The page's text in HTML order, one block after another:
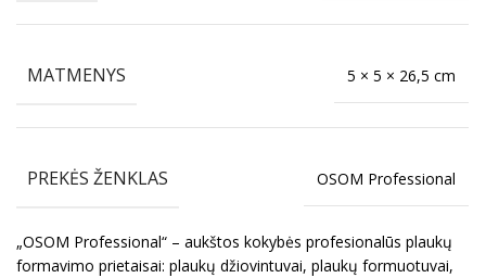
MATMENYS 5 × 5 × 26,5 cm
PREKĖS ŽENKLAS OSOM Professional
„OSOM Professional“ – aukštos kokybės profesionalūs plaukų
formavimo prietaisai: plaukų džiovintuvai, plaukų formuotuvai,